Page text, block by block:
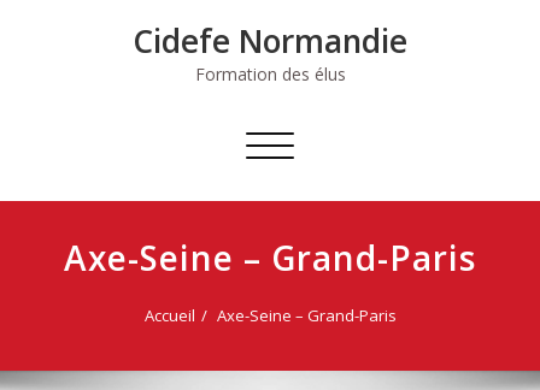
Cidefe Normandie
Formation des élus
Afficher/masquer
navigation
Axe-Seine – Grand-Paris
Accueil Axe-Seine – Grand-Paris